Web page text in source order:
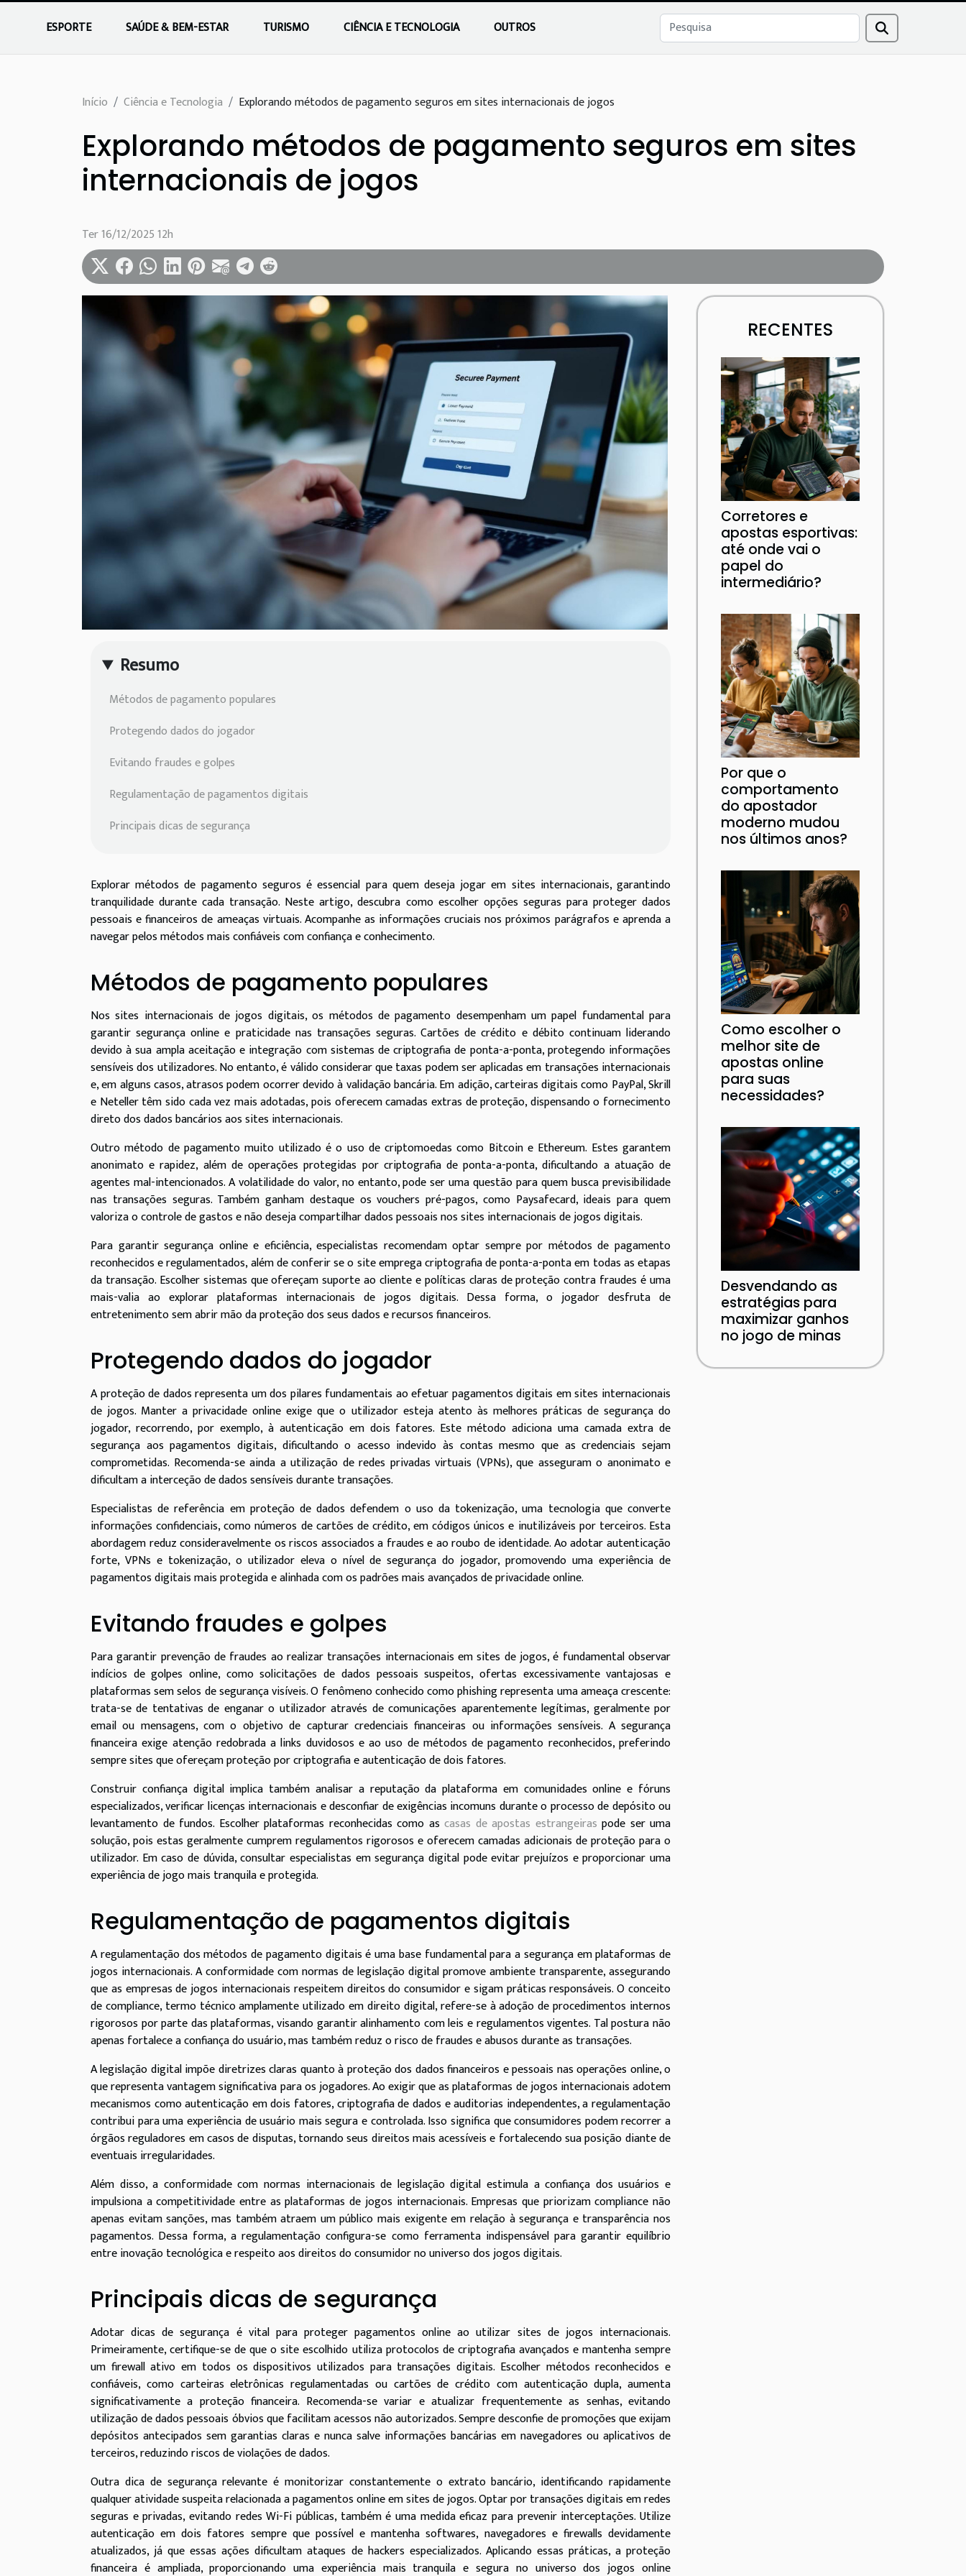
ESPORTE SAÚDE & BEM-ESTAR TURISMO CIÊNCIA E TECNOLOGIA OUTROS
Início Ciência e Tecnologia Explorando métodos de pagamento seguros em sites internacionais de jogos
Explorando métodos de pagamento seguros em sites
internacionais de jogos
Ter 16/12/2025 12h
Resumo
Métodos de pagamento populares
Protegendo dados do jogador
Evitando fraudes e golpes
Regulamentação de pagamentos digitais
Principais dicas de segurança
Explorar métodos de pagamento seguros é essencial para quem deseja jogar em sites internacionais, garantindo
tranquilidade durante cada transação. Neste artigo, descubra como escolher opções seguras para proteger dados
pessoais e financeiros de ameaças virtuais. Acompanhe as informações cruciais nos próximos parágrafos e aprenda a
navegar pelos métodos mais confiáveis com confiança e conhecimento.
Métodos de pagamento populares
Nos sites internacionais de jogos digitais, os métodos de pagamento desempenham um papel fundamental para
garantir segurança online e praticidade nas transações seguras. Cartões de crédito e débito continuam liderando
devido à sua ampla aceitação e integração com sistemas de criptografia de ponta-a-ponta, protegendo informações
sensíveis dos utilizadores. No entanto, é válido considerar que taxas podem ser aplicadas em transações internacionais
e, em alguns casos, atrasos podem ocorrer devido à validação bancária. Em adição, carteiras digitais como PayPal, Skrill
e Neteller têm sido cada vez mais adotadas, pois oferecem camadas extras de proteção, dispensando o fornecimento
direto dos dados bancários aos sites internacionais.
Outro método de pagamento muito utilizado é o uso de criptomoedas como Bitcoin e Ethereum. Estes garantem
anonimato e rapidez, além de operações protegidas por criptografia de ponta-a-ponta, dificultando a atuação de
agentes mal-intencionados. A volatilidade do valor, no entanto, pode ser uma questão para quem busca previsibilidade
nas transações seguras. Também ganham destaque os vouchers pré-pagos, como Paysafecard, ideais para quem
valoriza o controle de gastos e não deseja compartilhar dados pessoais nos sites internacionais de jogos digitais.
Para garantir segurança online e eficiência, especialistas recomendam optar sempre por métodos de pagamento
reconhecidos e regulamentados, além de conferir se o site emprega criptografia de ponta-a-ponta em todas as etapas
da transação. Escolher sistemas que ofereçam suporte ao cliente e políticas claras de proteção contra fraudes é uma
mais-valia ao explorar plataformas internacionais de jogos digitais. Dessa forma, o jogador desfruta de
entretenimento sem abrir mão da proteção dos seus dados e recursos financeiros.
Protegendo dados do jogador
A proteção de dados representa um dos pilares fundamentais ao efetuar pagamentos digitais em sites internacionais
de jogos. Manter a privacidade online exige que o utilizador esteja atento às melhores práticas de segurança do
jogador, recorrendo, por exemplo, à autenticação em dois fatores. Este método adiciona uma camada extra de
segurança aos pagamentos digitais, dificultando o acesso indevido às contas mesmo que as credenciais sejam
comprometidas. Recomenda-se ainda a utilização de redes privadas virtuais (VPNs), que asseguram o anonimato e
dificultam a interceção de dados sensíveis durante transações.
Especialistas de referência em proteção de dados defendem o uso da tokenização, uma tecnologia que converte
informações confidenciais, como números de cartões de crédito, em códigos únicos e inutilizáveis por terceiros. Esta
abordagem reduz consideravelmente os riscos associados a fraudes e ao roubo de identidade. Ao adotar autenticação
forte, VPNs e tokenização, o utilizador eleva o nível de segurança do jogador, promovendo uma experiência de
pagamentos digitais mais protegida e alinhada com os padrões mais avançados de privacidade online.
Evitando fraudes e golpes
Para garantir prevenção de fraudes ao realizar transações internacionais em sites de jogos, é fundamental observar
indícios de golpes online, como solicitações de dados pessoais suspeitos, ofertas excessivamente vantajosas e
plataformas sem selos de segurança visíveis. O fenômeno conhecido como phishing representa uma ameaça crescente:
trata-se de tentativas de enganar o utilizador através de comunicações aparentemente legítimas, geralmente por
email ou mensagens, com o objetivo de capturar credenciais financeiras ou informações sensíveis. A segurança
financeira exige atenção redobrada a links duvidosos e ao uso de métodos de pagamento reconhecidos, preferindo
sempre sites que ofereçam proteção por criptografia e autenticação de dois fatores.
Construir confiança digital implica também analisar a reputação da plataforma em comunidades online e fóruns
especializados, verificar licenças internacionais e desconfiar de exigências incomuns durante o processo de depósito ou
levantamento de fundos. Escolher plataformas reconhecidas como as casas de apostas estrangeiras pode ser uma
solução, pois estas geralmente cumprem regulamentos rigorosos e oferecem camadas adicionais de proteção para o
utilizador. Em caso de dúvida, consultar especialistas em segurança digital pode evitar prejuízos e proporcionar uma
experiência de jogo mais tranquila e protegida.
Regulamentação de pagamentos digitais
A regulamentação dos métodos de pagamento digitais é uma base fundamental para a segurança em plataformas de
jogos internacionais. A conformidade com normas de legislação digital promove ambiente transparente, assegurando
que as empresas de jogos internacionais respeitem direitos do consumidor e sigam práticas responsáveis. O conceito
de compliance, termo técnico amplamente utilizado em direito digital, refere-se à adoção de procedimentos internos
rigorosos por parte das plataformas, visando garantir alinhamento com leis e regulamentos vigentes. Tal postura não
apenas fortalece a confiança do usuário, mas também reduz o risco de fraudes e abusos durante as transações.
A legislação digital impõe diretrizes claras quanto à proteção dos dados financeiros e pessoais nas operações online, o
que representa vantagem significativa para os jogadores. Ao exigir que as plataformas de jogos internacionais adotem
mecanismos como autenticação em dois fatores, criptografia de dados e auditorias independentes, a regulamentação
contribui para uma experiência de usuário mais segura e controlada. Isso significa que consumidores podem recorrer a
órgãos reguladores em casos de disputas, tornando seus direitos mais acessíveis e fortalecendo sua posição diante de
eventuais irregularidades.
Além disso, a conformidade com normas internacionais de legislação digital estimula a confiança dos usuários e
impulsiona a competitividade entre as plataformas de jogos internacionais. Empresas que priorizam compliance não
apenas evitam sanções, mas também atraem um público mais exigente em relação à segurança e transparência nos
pagamentos. Dessa forma, a regulamentação configura-se como ferramenta indispensável para garantir equilíbrio
entre inovação tecnológica e respeito aos direitos do consumidor no universo dos jogos digitais.
Principais dicas de segurança
Adotar dicas de segurança é vital para proteger pagamentos online ao utilizar sites de jogos internacionais.
Primeiramente, certifique-se de que o site escolhido utiliza protocolos de criptografia avançados e mantenha sempre
um firewall ativo em todos os dispositivos utilizados para transações digitais. Escolher métodos reconhecidos e
confiáveis, como carteiras eletrônicas regulamentadas ou cartões de crédito com autenticação dupla, aumenta
significativamente a proteção financeira. Recomenda-se variar e atualizar frequentemente as senhas, evitando
utilização de dados pessoais óbvios que facilitam acessos não autorizados. Sempre desconfie de promoções que exijam
depósitos antecipados sem garantias claras e nunca salve informações bancárias em navegadores ou aplicativos de
terceiros, reduzindo riscos de violações de dados.
Outra dica de segurança relevante é monitorizar constantemente o extrato bancário, identificando rapidamente
qualquer atividade suspeita relacionada a pagamentos online em sites de jogos. Optar por transações digitais em redes
seguras e privadas, evitando redes Wi-Fi públicas, também é uma medida eficaz para prevenir interceptações. Utilize
autenticação em dois fatores sempre que possível e mantenha softwares, navegadores e firewalls devidamente
atualizados, já que essas ações dificultam ataques de hackers especializados. Aplicando essas práticas, a proteção
financeira é ampliada, proporcionando uma experiência mais tranquila e segura no universo dos jogos online
RECENTES
Corretores e
apostas esportivas:
até onde vai o
papel do
intermediário?
Por que o
comportamento
do apostador
moderno mudou
nos últimos anos?
Como escolher o
melhor site de
apostas online
para suas
necessidades?
Desvendando as
estratégias para
maximizar ganhos
no jogo de minas